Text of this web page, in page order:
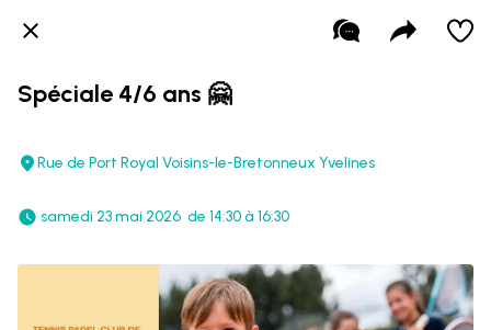
Spéciale 4/6 ans 🤗
Rue de Port Royal Voisins-le-Bretonneux Yvelines
samedi 23 mai 2026  de 14:30 à 16:30